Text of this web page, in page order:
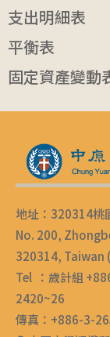
支出明細表
平衡表
固定資產變動
地址：320314桃
No. 200,
320314, Taiwan
Tel ：歲計組
2420~26
傳真：+886-3-